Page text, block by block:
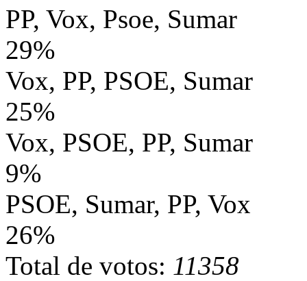
PP, Vox, Psoe, Sumar
29%
Vox, PP, PSOE, Sumar
25%
Vox, PSOE, PP, Sumar
9%
PSOE, Sumar, PP, Vox
26%
Total de votos: 11358